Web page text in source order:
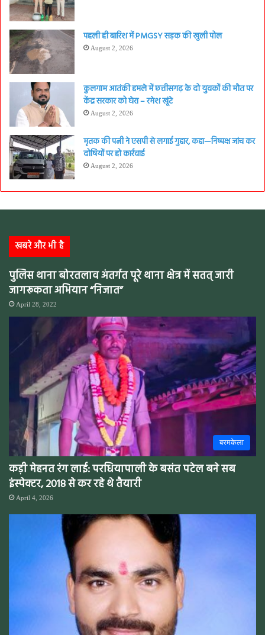
पहली ही बारिश में PMGSY सड़क की खुली पोल
August 2, 2026
कुलगाम आतंकी हमले में छत्तीसगढ़ के दो युवकों की मौत पर
केंद्र सरकार को घेरा – रमेश खूंटे
August 2, 2026
मृतक की पत्नी ने एसपी से लगाई गुहार, कहा—निष्पक्ष जांच कर
दोषियों पर हो कार्रवाई
August 2, 2026
खबरे और भी है
पुलिस थाना बोरतलाव अंतर्गत पूरे थाना क्षेत्र में सतत् जारी
जागरूकता अभियान “निजात”
April 28, 2022
बरमकेला
कड़ी मेहनत रंग लाई: परधियापाली के बसंत पटेल बने सब
इंस्पेक्टर, 2018 से कर रहे थे तैयारी
April 4, 2026